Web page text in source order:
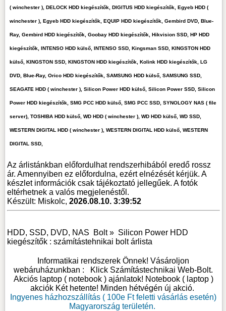
( winchester ), DELOCK HDD kiegészítők, DIGITUS HDD kiegészítők, Egyeb HDD (
winchester ), Egyeb HDD kiegészítők, EQUIP HDD kiegészítők, Gembird DVD, Blue-
Ray, Gembird HDD kiegészítők, Goobay HDD kiegészítők, Hikvision SSD, HP HDD
kiegészítők, INTENSO HDD külső, INTENSO SSD, Kingsman SSD, KINGSTON HDD
külső, KINGSTON SSD, KINGSTON HDD kiegészítők, Kolink HDD kiegészítők, LG
DVD, Blue-Ray, Orico HDD kiegészítők, SAMSUNG HDD külső, SAMSUNG SSD,
SEAGATE HDD ( winchester ), Silicon Power HDD külső, Silicon Power SSD, Silicon
Power HDD kiegészítők, SMG PCC HDD külső, SMG PCC SSD, SYNOLOGY NAS ( file
server), TOSHIBA HDD külső, WD HDD ( winchester ), WD HDD külső, WD SSD,
WESTERN DIGITAL HDD ( winchester ), WESTERN DIGITAL HDD külső, WESTERN
DIGITAL SSD,
Az árlistánkban előfordulhat rendszerhibából eredő rossz
ár. Amennyiben ez előfordulna, ezért elnézését kérjük. A
készlet információk csak tájékoztató jellegűek. A fotók
eltérhetnek a valós megjelenéstől.
Készült: Miskolc,2026.08.10. 3:39:52
HDD, SSD, DVD, NAS Bolt » Silicon Power HDD
kiegészítők : számítástehnikai bolt árlista
Informatikai rendszerek Önnek! Vásároljon
webáruházunkban : Klick Számítástechnikai Web-Bolt.
Akciós laptop ( notebook ) ajánlatok! Notebook ( laptop )
akciók Két hetente! Minden hétvégén új akció.
Ingyenes házhozszállítás ( 100e Ft feletti vásárlás esetén)
Magyarország területén.